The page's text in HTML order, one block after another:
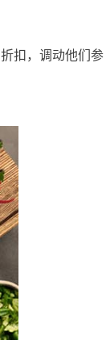
扣，调动他们参